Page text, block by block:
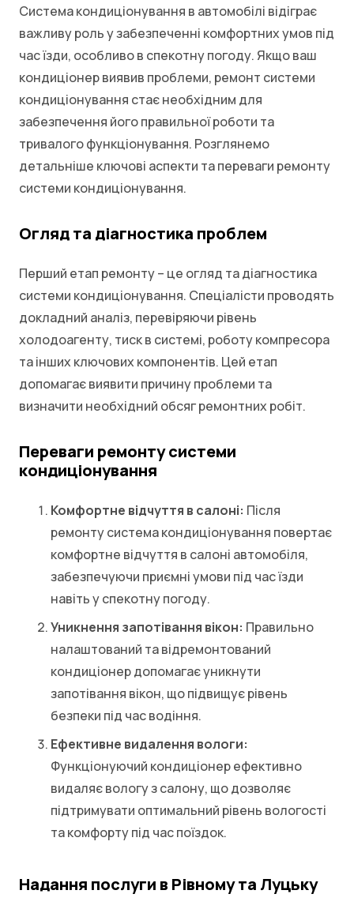
Система кондиціонування в автомобілі відіграє
важливу роль у забезпеченні комфортних умов під
час їзди, особливо в спекотну погоду. Якщо ваш
кондиціонер виявив проблеми, ремонт системи
кондиціонування стає необхідним для
забезпечення його правильної роботи та
тривалого функціонування. Розглянемо
детальніше ключові аспекти та переваги ремонту
системи кондиціонування.
Огляд та діагностика проблем
Перший етап ремонту – це огляд та діагностика
системи кондиціонування. Спеціалісти проводять
докладний аналіз, перевіряючи рівень
холодоагенту, тиск в системі, роботу компресора
та інших ключових компонентів. Цей етап
допомагає виявити причину проблеми та
визначити необхідний обсяг ремонтних робіт.
Переваги ремонту системи
кондиціонування
Комфортне відчуття в салоні: Після
ремонту система кондиціонування повертає
комфортне відчуття в салоні автомобіля,
забезпечуючи приємні умови під час їзди
навіть у спекотну погоду.
Уникнення запотівання вікон: Правильно
налаштований та відремонтований
кондиціонер допомагає уникнути
запотівання вікон, що підвищує рівень
безпеки під час водіння.
Ефективне видалення вологи:
Функціонуючий кондиціонер ефективно
видаляє вологу з салону, що дозволяє
підтримувати оптимальний рівень вологості
та комфорту під час поїздок.
Надання послуги в Рівному та Луцьку